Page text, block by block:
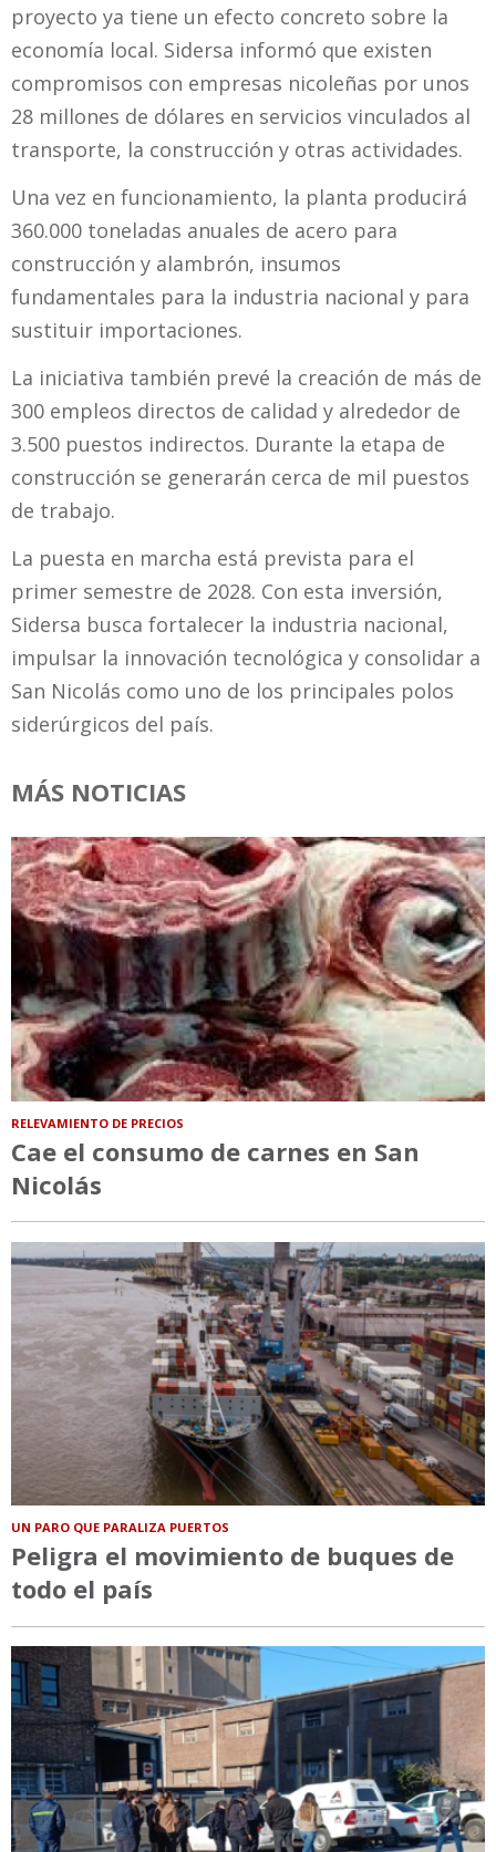
proyecto ya tiene un efecto concreto sobre la
economía local. Sidersa informó que existen
compromisos con empresas nicoleñas por unos
28 millones de dólares en servicios vinculados al
transporte, la construcción y otras actividades.
Una vez en funcionamiento, la planta producirá
360.000 toneladas anuales de acero para
construcción y alambrón, insumos
fundamentales para la industria nacional y para
sustituir importaciones.
La iniciativa también prevé la creación de más de
300 empleos directos de calidad y alrededor de
3.500 puestos indirectos. Durante la etapa de
construcción se generarán cerca de mil puestos
de trabajo.
La puesta en marcha está prevista para el
primer semestre de 2028. Con esta inversión,
Sidersa busca fortalecer la industria nacional,
impulsar la innovación tecnológica y consolidar a
San Nicolás como uno de los principales polos
siderúrgicos del país.
MÁS NOTICIAS
RELEVAMIENTO DE PRECIOS
Cae el consumo de carnes en San
Nicolás
UN PARO QUE PARALIZA PUERTOS
Peligra el movimiento de buques de
todo el país